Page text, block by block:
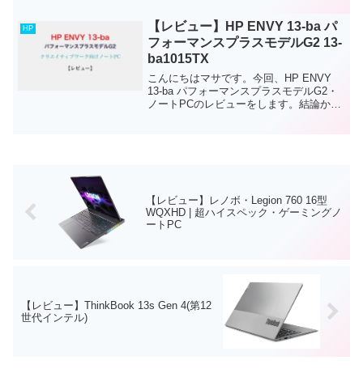
どパーツのスペックが高く、ディスプレ
イが1...
HP
【レビュー】HP ENVY 13-ba パ
フォーマンスプラスモデルG2 13-
ba1015TX
こんにちはマサです。今回、HP ENVY
13-ba パフォーマンスプラスモデルG2・
ノートPCのレビューをします。結論から
【レビュー】レノボ・Legion 760 16型
WQXHD | 超ハイスペック・ゲーミングノ
ートPC
【レビュー】ThinkBook 13s Gen 4(第12
世代インテル)